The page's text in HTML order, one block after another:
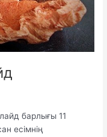
барлығы 11
есімнің